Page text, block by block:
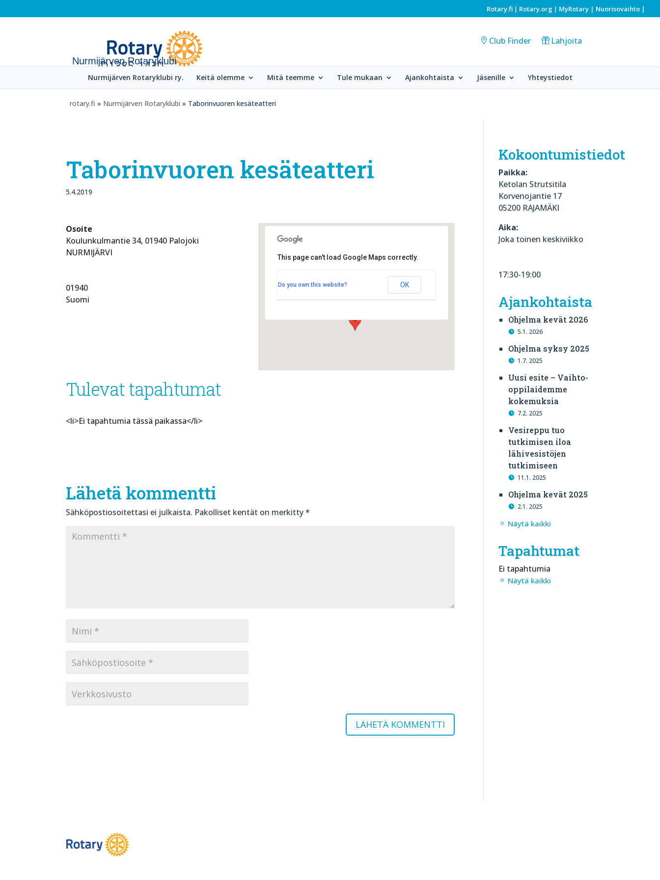
Rotary.fi | Rotary.org | MyRotary | Nuorisovaihto |
Nurmijärven Rotaryklubi
Club Finder Lahjoita
Nurmijärven Rotaryklubi ry. Keitä olemme Mitä teemme Tule mukaan Ajankohtaista Jäsenille Yhteystiedot
rotary.fi » Nurmijärven Rotaryklubi » Taborinvuoren kesäteatteri
Taborinvuoren kesäteatteri
5.4.2019
Taborinvuoren kesäteatteri
NURMIJÄRVI
This page can't load Google Maps correctly.
Do you own this website? OK
Osoite
Koulunkulmantie 34, 01940 Palojoki
NURMIJÄRVI
01940
Suomi
Tulevat tapahtumat
<li>Ei tapahtumia tässä paikassa</li>
Lähetä kommentti
Sähköpostiosoitettasi ei julkaista. Pakolliset kentät on merkitty*
Kokoontumistiedot
Paikka:
Ketolan Strutsitila
Korvenojantie 17
05200 RAJAMÄKI
Aika:
Joka toinen keskiviikko
17:30-19:00
Ajankohtaista
Ohjelma kevät 2026
5.1. 2026
Ohjelma syksy 2025
1.7. 2025
Uusi esite – Vaihto-
oppilaidemme
kokemuksia
7.2. 2025
Vesireppu tuo
tutkimisen iloa
lähivesistöjen
tutkimiseen
11.1. 2025
Ohjelma kevät 2025
2.1. 2025
Näytä kaikki
Tapahtumat
Ei tapahtumia
Näytä kaikki